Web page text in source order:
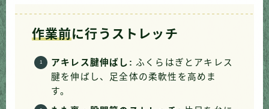
作業前に行うストレッチ
アキレス腱伸ばし: ふくらはぎとアキレス
腱を伸ばし、足全体の柔軟性を高めま
す。